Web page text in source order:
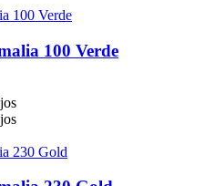
100 Verde